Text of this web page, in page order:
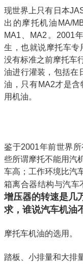
现世界上只有日本
出的摩托机油MA/
MA1、MA2。2001
生，也就说摩托车专
没有标准之前摩托车
油进行灌装，包括在
油，只有MA2才是
用机油。
鉴于2001年前世界
些所谓摩托不能用汽
车高；工作环境比汽
箱离合器结构与汽车
增压器的转速是几
求，谁说汽车机油
摩托车机油的选用。
踏板、小排量和大排